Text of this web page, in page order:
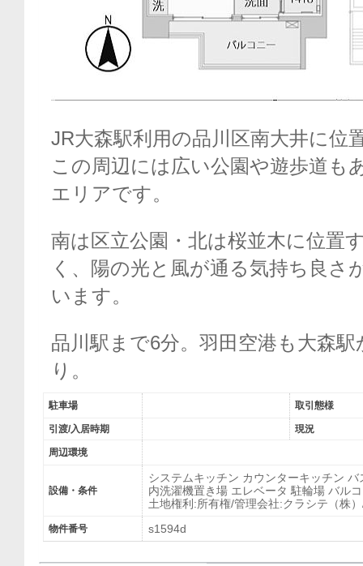
JR大森駅利用の品川区南大井に位
この周辺には広い公園や遊歩道も
エリアです。
南は区立公園・北は桜並木に位置
く、陽の光と風が通る気持ち良さ
います。
品川駅まで6分。羽田空港も大森
り。
駐車場 取引態様
引渡/入居時期 現況
周辺環境
設備・条件
システムキッチン カウンターキッチン
内洗濯機置き場 エレベータ 駐輪場 バル
土地権利:所有権/管理会社:クラシテ（株
物件番号 s1594d